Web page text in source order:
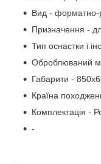
Вид - форматно-
Призначення -
Тип оснастки і
Оброблюваний
Габарити -
Країна
Комплектація -
-